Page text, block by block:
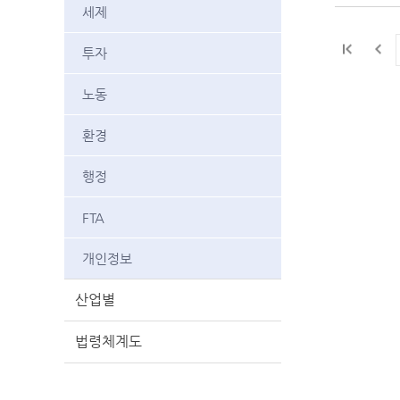
세제
투자
노동
환경
행정
FTA
개인정보
산업별
법령체계도